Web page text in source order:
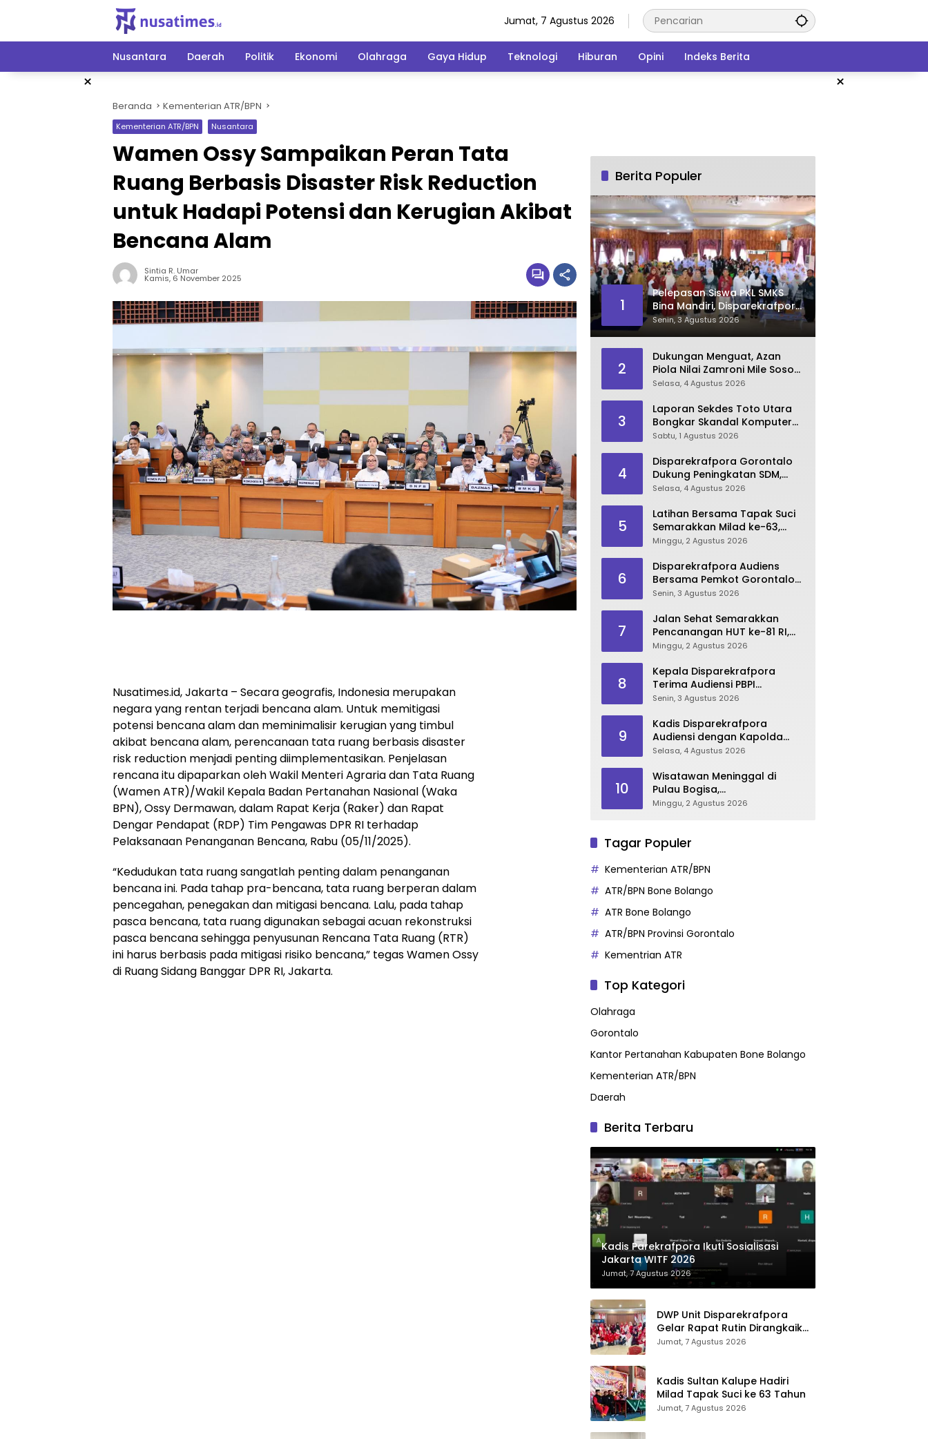
Jumat, 7 Agustus 2026
Nusantara Daerah Politik Ekonomi Olahraga Gaya Hidup Teknologi Hiburan Opini Indeks Berita
× ×
Beranda Kementerian ATR/BPN
Kementerian ATR/BPN Nusantara
Wamen Ossy Sampaikan Peran Tata
Ruang Berbasis Disaster Risk Reduction
untuk Hadapi Potensi dan Kerugian Akibat
Bencana Alam
Sintia R. Umar
Kamis, 6 November 2025
Nusatimes.id, Jakarta – Secara geografis, Indonesia merupakan
negara yang rentan terjadi bencana alam. Untuk memitigasi
potensi bencana alam dan meminimalisir kerugian yang timbul
akibat bencana alam, perencanaan tata ruang berbasis disaster
risk reduction menjadi penting diimplementasikan. Penjelasan
rencana itu dipaparkan oleh Wakil Menteri Agraria dan Tata Ruang
(Wamen ATR)/Wakil Kepala Badan Pertanahan Nasional (Waka
BPN), Ossy Dermawan, dalam Rapat Kerja (Raker) dan Rapat
Dengar Pendapat (RDP) Tim Pengawas DPR RI terhadap
Pelaksanaan Penanganan Bencana, Rabu (05/11/2025).
“Kedudukan tata ruang sangatlah penting dalam penanganan
bencana ini. Pada tahap pra-bencana, tata ruang berperan dalam
pencegahan, penegakan dan mitigasi bencana. Lalu, pada tahap
pasca bencana, tata ruang digunakan sebagai acuan rekonstruksi
pasca bencana sehingga penyusunan Rencana Tata Ruang (RTR)
ini harus berbasis pada mitigasi risiko bencana,” tegas Wamen Ossy
di Ruang Sidang Banggar DPR RI, Jakarta.
Berita Populer
1
Pelepasan Siswa PKL SMKS
Bina Mandiri, Disparekrafpora
Dorong Lahirnya SDM
Pariwisata Unggul
Senin, 3 Agustus 2026
2
Dukungan Menguat, Azan
Piola Nilai Zamroni Mile Sosok
Tepat Teruskan
Selasa, 4 Agustus 2026
3
Laporan Sekdes Toto Utara
Bongkar Skandal Komputer
‘Siluman’ 2025
Sabtu, 1 Agustus 2026
4
Disparekrafpora Gorontalo
Dukung Peningkatan SDM,
Berikan Rekomendasi Studi S3
Selasa, 4 Agustus 2026
5
Latihan Bersama Tapak Suci
Semarakkan Milad ke-63,
Sultan Kalupe Ajak Atlet
Minggu, 2 Agustus 2026
6
Disparekrafpora Audiens
Bersama Pemkot Gorontalo
Bahas Dukungan GKK 2026
Senin, 3 Agustus 2026
7
Jalan Sehat Semarakkan
Pencanangan HUT ke-81 RI,
Danau Perintis Jadi Etalase
Minggu, 2 Agustus 2026
8
Kepala Disparekrafpora
Terima Audiensi PBPI
Gorontalo.
Senin, 3 Agustus 2026
9
Kadis Disparekrafpora
Audiensi dengan Kapolda
Gorontalo, Perkuat Sinergi
Karnaval Karawo 2026
Selasa, 4 Agustus 2026
10
Wisatawan Meninggal di
Pulau Bogisa,
Disparekrafpora Sampaikan
Minggu, 2 Agustus 2026
Tagar Populer
Kementerian ATR/BPN
ATR/BPN Bone Bolango
ATR Bone Bolango
ATR/BPN Provinsi Gorontalo
Kementrian ATR
Top Kategori
Olahraga
Gorontalo
Kantor Pertanahan Kabupaten Bone Bolango
Kementerian ATR/BPN
Daerah
Berita Terbaru
Kadis Parekrafpora Ikuti Sosialisasi
Jakarta WITF 2026
Jumat, 7 Agustus 2026
DWP Unit Disparekrafpora
Gelar Rapat Rutin Dirangkaikan
Edukasi Manajemen Stres
Jumat, 7 Agustus 2026
Kadis Sultan Kalupe Hadiri
Milad Tapak Suci ke 63 Tahun
Jumat, 7 Agustus 2026